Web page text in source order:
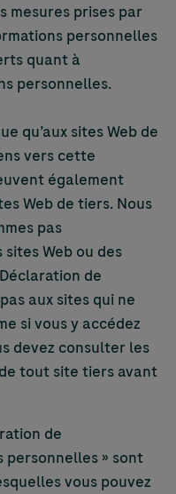
mesures prises par
personnelles
quant à
personnelles.
qu’aux sites Web de
vers cette
également
Web de tiers. Nous
pas
Web ou des
de
aux sites qui ne
si vous y accédez
devez consulter les
tout site tiers avant
de
personnelles » sont
vous pouvez